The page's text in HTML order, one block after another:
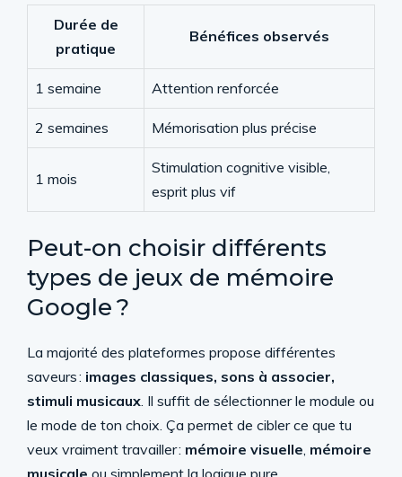
Durée de
pratique
Bénéfices observés
1 semaine Attention renforcée
2 semaines Mémorisation plus précise
1 mois
Stimulation cognitive visible,
esprit plus vif
Peut-on choisir différents
types de jeux de mémoire
Google ?
La majorité des plateformes propose différentes
saveurs : images classiques, sons à associer,
stimuli musicaux. Il suffit de sélectionner le module ou
le mode de ton choix. Ça permet de cibler ce que tu
veux vraiment travailler : mémoire visuelle, mémoire
musicale ou simplement la logique pure.